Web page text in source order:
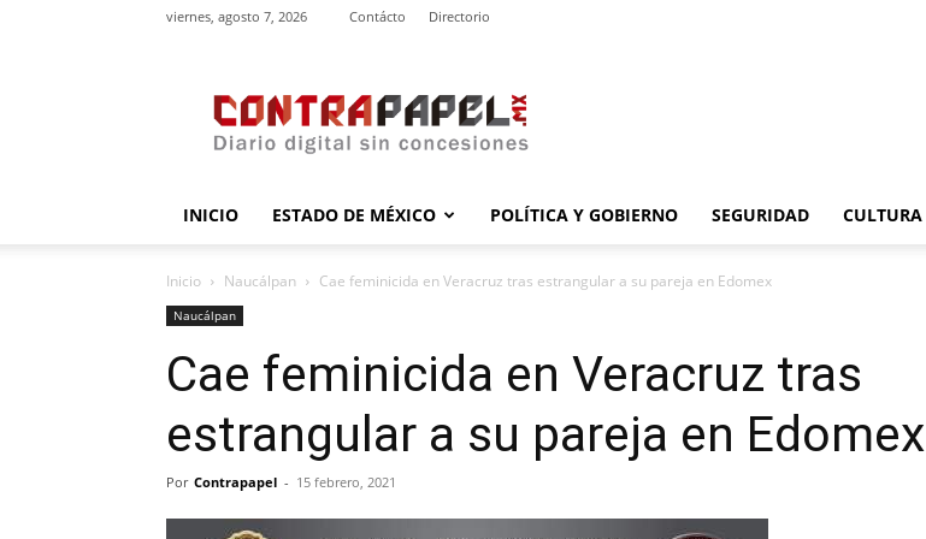
viernes, agosto 7, 2026 Contácto Directorio
INICIO ESTADO DE MÉXICO POLÍTICA Y GOBIERNO SEGURIDAD CULTURA
Inicio Naucálpan Cae feminicida en Veracruz tras estrangular a su pareja en Edomex
Naucálpan
Cae feminicida en Veracruz tras
estrangular a su pareja en Edomex
Por Contrapapel - 15 febrero, 2021